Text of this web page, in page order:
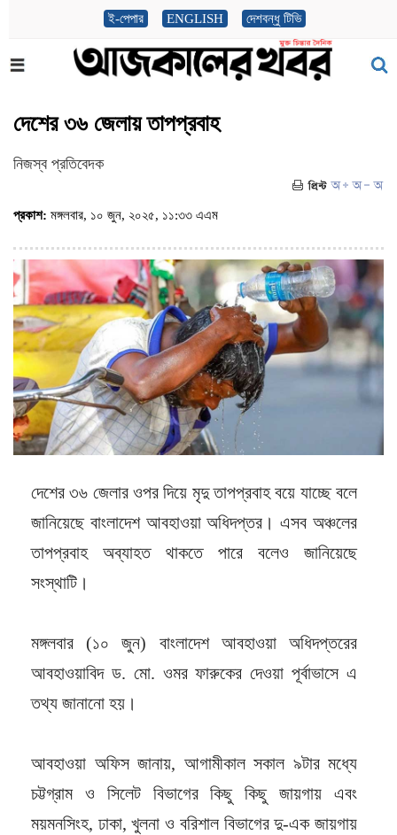
ই-পেপার ENGLISH দেশবন্ধু টিভি
দেশের ৩৬ জেলায় তাপপ্রবাহ
নিজস্ব প্রতিবেদক
প্রকাশ: মঙ্গলবার, ১০ জুন, ২০২৫, ১১:৩৩ এএম
দেশের ৩৬ জেলার ওপর দিয়ে মৃদু তাপপ্রবাহ বয়ে যাচ্ছে বলে
জানিয়েছে বাংলাদেশ আবহাওয়া অধিদপ্তর। এসব অঞ্চলের
তাপপ্রবাহ অব্যাহত থাকতে পারে বলেও জানিয়েছে
সংস্থাটি।
মঙ্গলবার (১০ জুন) বাংলাদেশ আবহাওয়া অধিদপ্তরের
আবহাওয়াবিদ ড. মো. ওমর ফারুকের দেওয়া পূর্বাভাসে এ
তথ্য জানানো হয়।
আবহাওয়া অফিস জানায়, আগামীকাল সকাল ৯টার মধ্যে
চট্টগ্রাম ও সিলেট বিভাগের কিছু কিছু জায়গায় এবং
ময়মনসিংহ, ঢাকা, খুলনা ও বরিশাল বিভাগের দু-এক জায়গায়